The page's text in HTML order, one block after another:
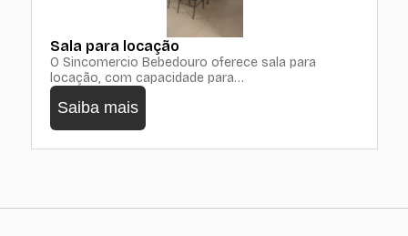
Sala para locação
O Sincomercio Bebedouro oferece sala para
locação, com capacidade para…
Saiba mais